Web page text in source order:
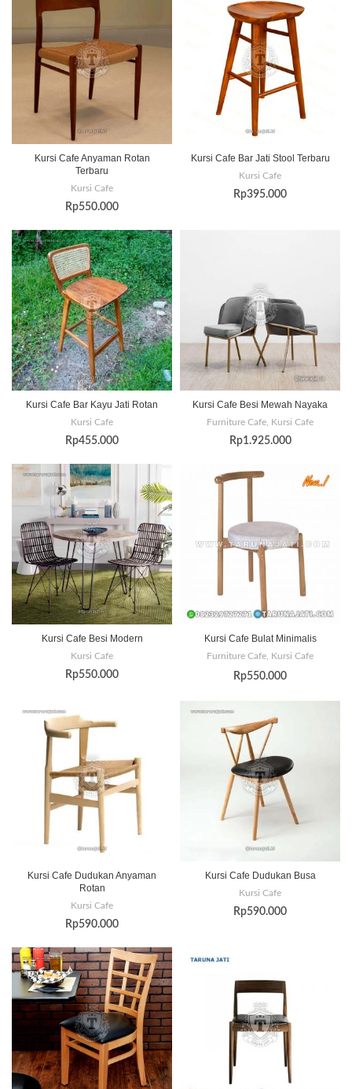
Kursi Cafe Anyaman Rotan
Terbaru
Kursi Cafe
Rp550.000
Kursi Cafe Bar Jati Stool Terbaru
Kursi Cafe
Rp395.000
Kursi Cafe Bar Kayu Jati Rotan
Kursi Cafe
Rp455.000
Kursi Cafe Besi Mewah Nayaka
Furniture Cafe Kursi Cafe
Rp1.925.000
Kursi Cafe Besi Modern
Kursi Cafe
Rp550.000
Kursi Cafe Bulat Minimalis
Furniture Cafe Kursi Cafe
Rp550.000
Kursi Cafe Dudukan Anyaman
Rotan
Kursi Cafe
Rp590.000
Kursi Cafe Dudukan Busa
Kursi Cafe
Rp590.000